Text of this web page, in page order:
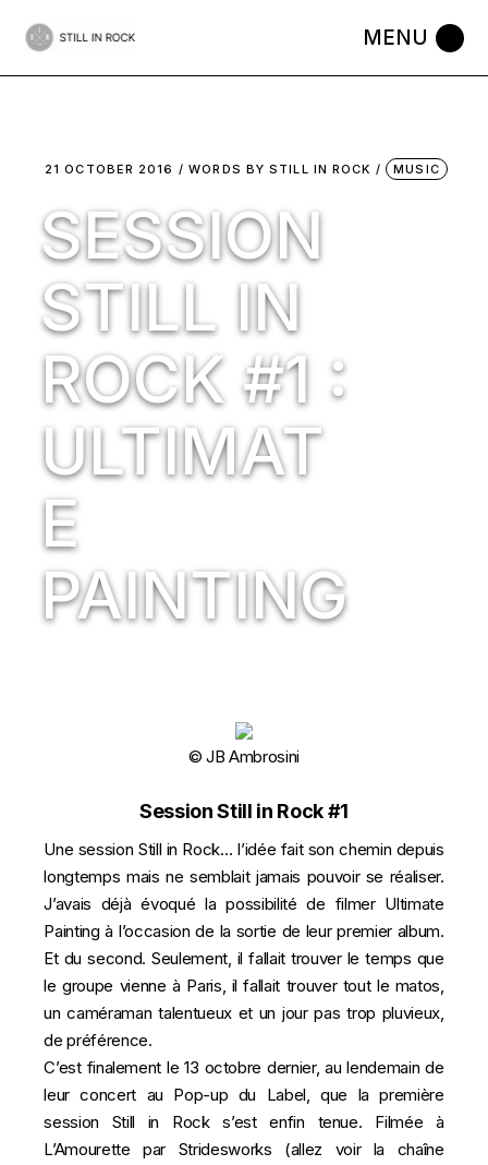
the
21 OCTOBER 2016 WORDS BYSTILL IN ROCK MUSIC
SESSION
STILL IN
ROCK #1 :
ULTIMAT
E
PAINTING
© JB Ambrosini
Session Still in Rock #1
Une session Still in Rock… l’idée fait son chemin depuis
longtemps mais ne semblait jamais pouvoir se réaliser.
J’avais déjà évoqué la possibilité de filmer Ultimate
Painting à l’occasion de la sortie de leur premier album.
Et du second. Seulement, il fallait trouver le temps que
le groupe vienne à Paris, il fallait trouver tout le matos,
un caméraman talentueux et un jour pas trop pluvieux,
de préférence.
C’est finalement le 13 octobre dernier, au lendemain de
leur concert au Pop-up du Label, que la première
session Still in Rock s’est enfin tenue. Filmée à
L’Amourette par Stridesworks (allez voir la chaîne